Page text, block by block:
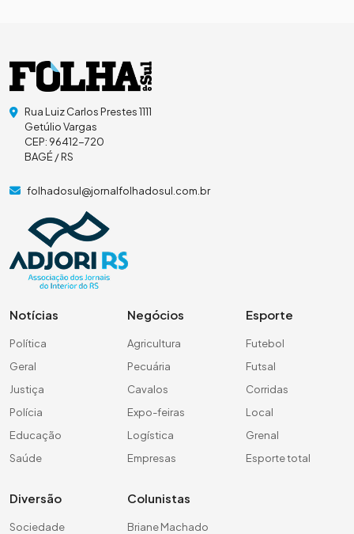
Rua Luiz Carlos Prestes 1111
Getúlio Vargas
CEP: 96412-720
BAGÉ / RS
folhadosul@jornalfolhadosul.com.br
Notícias
Política
Geral
Justiça
Polícia
Educação
Saúde
Negócios
Agricultura
Pecuária
Cavalos
Expo-feiras
Logística
Empresas
Esporte
Futebol
Futsal
Corridas
Local
Grenal
Esporte total
Diversão
Sociedade
Colunistas
Briane Machado